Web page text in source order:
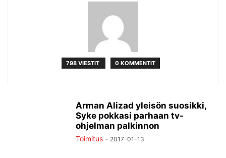
798 VIESTIT 0 KOMMENTIT
Arman Alizad yleisön suosikki,
Syke pokkasi parhaan tv-
ohjelman palkinnon
Toimitus - 2017-01-13